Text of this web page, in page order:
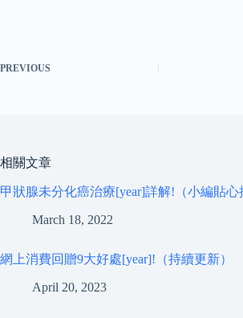
PREVIOUS
相關文章
甲狀腺未分化癌治療[year]詳解!（小編貼心
March 18, 2022
網上消費回贈9大好處[year]!（持續更新）
April 20, 2023